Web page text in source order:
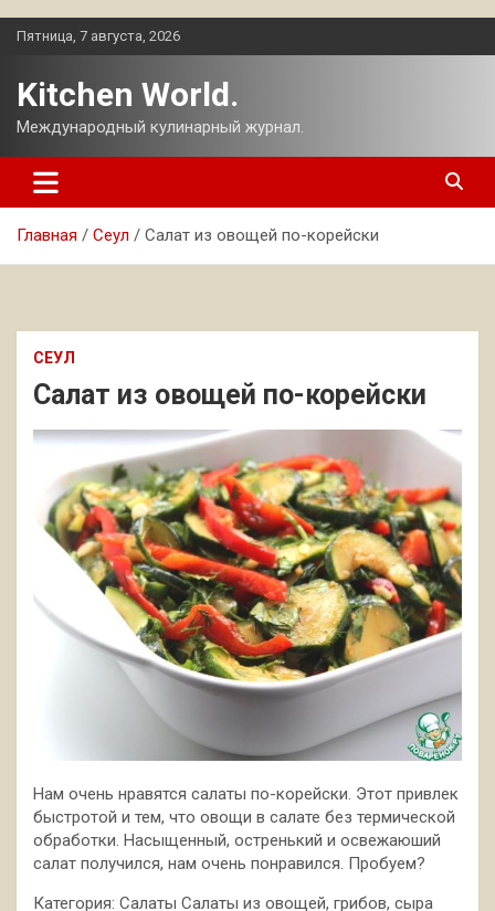
Перейти
Пятница, 7 августа, 2026
Kitchen World.
Международный кулинарный журнал.
Главная Сеул Салат из овощей по-корейски
СЕУЛ
Салат из овощей по-корейски
Нам очень нравятся салаты по-корейски. Этот привлек
быстротой и тем, что овощи в салате без термической
обработки. Насыщенный, остренький и освежаюший
салат получился, нам очень понравился. Пробуем?
Категория: Салаты Салаты из овощей, грибов, сыра